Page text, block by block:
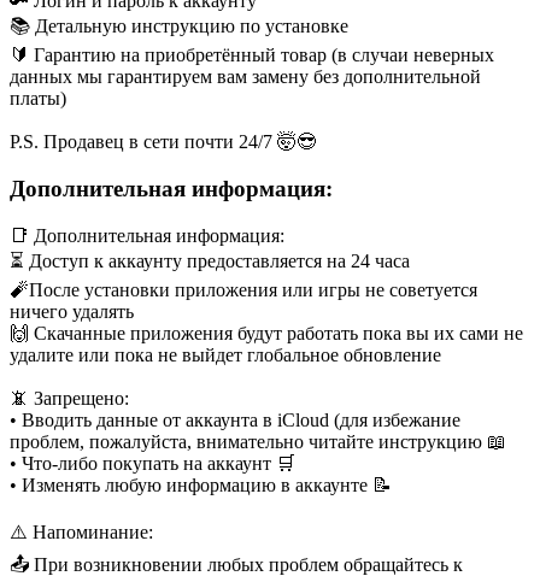
📚 Детальную инструкцию по установке
🔰 Гарантию на приобретённый товар (в случаи неверных
данных мы гарантируем вам замену без дополнительной
платы)
P.S. Продавец в сети почти 24/7 🤯😎
Дополнительная информация:
📑 Дополнительная информация:
⏳ Доступ к аккаунту предоставляется на 24 часа
🧨После установки приложения или игры не советуется
ничего удалять
🙌 Скачанные приложения будут работать пока вы их сами не
удалите или пока не выйдет глобальное обновление
📵 Запрещено:
• Вводить данные от аккаунта в iCloud (для избежание
проблем, пожалуйста, внимательно читайте инструкцию 📖
• Что-либо покупать на аккаунт 🛒
• Изменять любую информацию в аккаунте 📝
⚠️ Напоминание:
📤 При возникновении любых проблем обращайтесь к